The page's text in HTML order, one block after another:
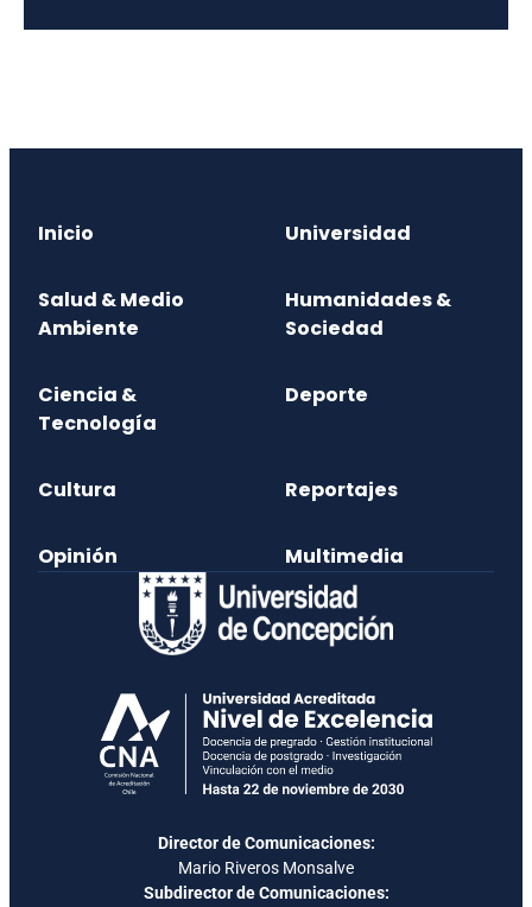
Inicio Universidad
Salud & Medio
Ambiente
Humanidades &
Sociedad
Ciencia &
Tecnología
Deporte
Cultura Reportajes
Opinión Multimedia
Director de Comunicaciones:
Mario Riveros Monsalve
Subdirector de Comunicaciones: